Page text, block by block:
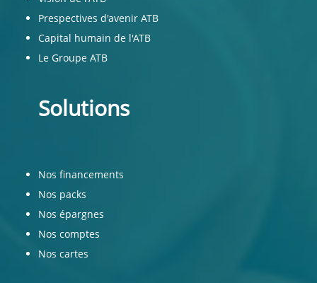
Prespectives d'avenir ATB
Capital humain de l'ATB
Le Groupe ATB
Solutions
Nos financements
Nos packs
Nos épargnes
Nos comptes
Nos cartes